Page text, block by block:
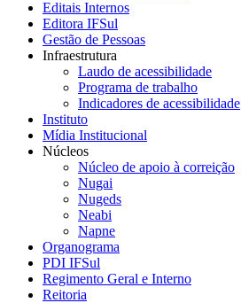
Editais Internos
Editora IFSul
Gestão de Pessoas
Infraestrutura
Laudo de acessibilidade
Programa de trabalho
Indicadores de acessibilidade
Instituto
Mídia Institucional
Núcleos
Núcleo de apoio à correição
Nugai
Nugeds
Neabi
Napne
Organograma
PDI IFSul
Regimento Geral e Interno
Reitoria